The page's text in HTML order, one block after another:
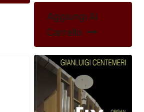
Aggiungi Al
Carrello